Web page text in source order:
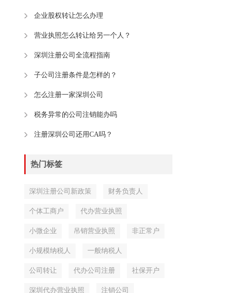
企业股权转让怎么办理
营业执照怎么转让给另一个人？
深圳注册公司全流程指南
子公司注册条件是怎样的？
怎么注册一家深圳公司
税务异常的公司注销能办吗
注册深圳公司还用CA吗？
热门标签
深圳注册公司新政策 财务负责人
个体工商户 代办营业执照
小微企业 吊销营业执照 非正常户
小规模纳税人 一般纳税人
公司转让 代办公司注册 社保开户
深圳代办营业执照 注销公司